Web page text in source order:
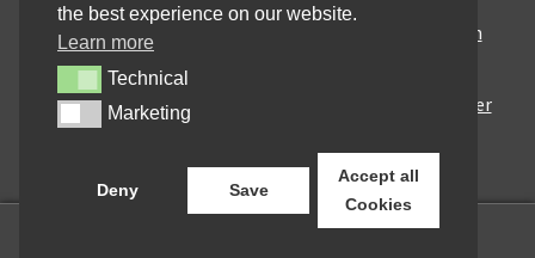
Pirelli City Demon – Zuverlässigkeit für den urbanen
Alltag
Metzeler Perfect ME77 – Klassische Optik mit solider
Straßenperformance
the best experience on our website.
Learn more
TechnicalTechnical
MarketingMarketing
Deny Save
Accept all
Cookies